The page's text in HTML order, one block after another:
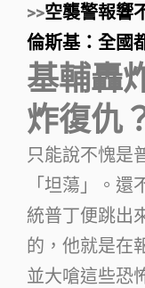
>>空襲警報響
倫斯基：全國
基輔轟
炸復仇
只能說不愧是
「坦蕩」。
統普丁便跳出
的，他就是在
並大嗆這些恐